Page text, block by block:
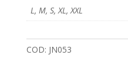
L , M, S, XL , XXL
COD: JN053